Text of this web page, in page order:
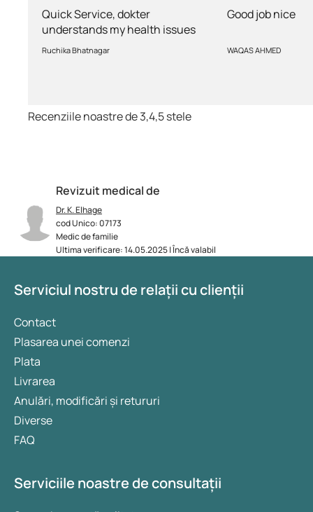
Revizuit medical de
Dr. K. Elhage
cod Unico: 07173
Medic de familie
Ultima verificare: 14.05.2025 | Încă valabil
Quick Service, dokter
understands my health issues
and good diagnosis
Ruchika Bhatnagar
Good job nice
WAQAS AHMED
Recenziile noastre de 3,4,5 stele
Serviciul nostru de relații cu clienții
Contact
Plasarea unei comenzi
Plata
Livrarea
Anulări, modificări și retururi
Diverse
FAQ
Serviciile noastre de consultații